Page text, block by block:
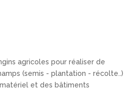
agricoles pour réaliser de
(semis - plantation - récolte..)
et des bâtiments